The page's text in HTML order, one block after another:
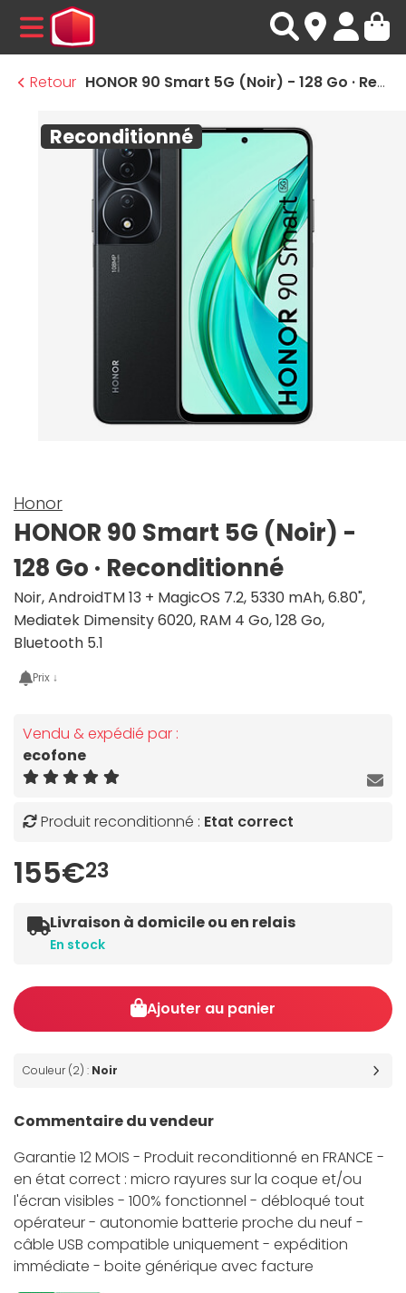
MENU
Retour
HONOR 90 Smart 5G (Noir) - 128 Go · Reconditionné
Reconditionné
Honor
HONOR 90 Smart 5G (Noir) -
128 Go · Reconditionné
Noir, AndroidTM 13 + MagicOS 7.2, 5330 mAh, 6.80",
Mediatek Dimensity 6020, RAM 4 Go, 128 Go,
Bluetooth 5.1
Prix ↓
Vendu & expédié par :
ecofone
Produit reconditionné : Etat correct
155€23
Livraison à domicile ou en relais
En stock
Ajouter au panier
Couleur (2) : Noir
Commentaire du vendeur
Garantie 12 MOIS - Produit reconditionné en FRANCE -
en état correct : micro rayures sur la coque et/ou
l'écran visibles - 100% fonctionnel - débloqué tout
opérateur - autonomie batterie proche du neuf -
câble USB compatible uniquement - expédition
immédiate - boite générique avec facture